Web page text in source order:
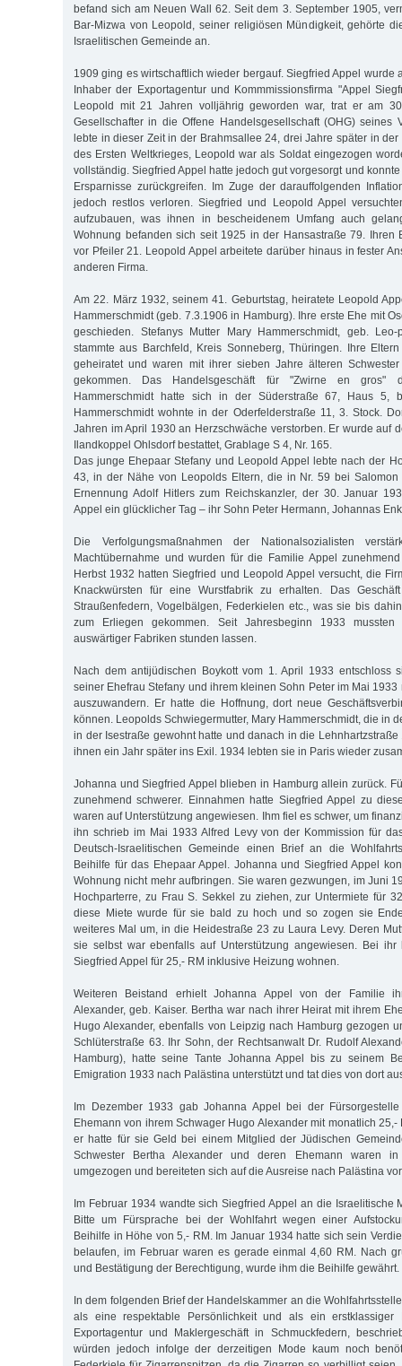
befand sich am Neuen Wall 62. Seit dem 3. September 1905,
Bar-Mizwa von Leopold, seiner religiösen Mündigkeit, gehörte
Israelitischen Gemeinde an.
1909 ging es wirtschaftlich wieder bergauf. Siegfried Appel wurde
Inhaber der Exportagentur und Kommmissionsfirma "Appel
Leopold mit 21 Jahren volljährig geworden war, trat er am
Gesellschafter in die Offene Handelsgesellschaft (OHG) seines
lebte in dieser Zeit in der Brahmsallee 24, drei Jahre später in der
des Ersten Weltkrieges, Leopold war als Soldat eingezogen
vollständig. Siegfried Appel hatte jedoch gut vorgesorgt und
Ersparnisse zurückgreifen. Im Zuge der darauffolgenden
jedoch restlos verloren. Siegfried und Leopold Appel
aufzubauen, was ihnen in bescheidenem Umfang auch
Wohnung befanden sich seit 1925 in der Hansastraße 79. Ihren
vor Pfeiler 21. Leopold Appel arbeitete darüber hinaus in fester
anderen Firma.
Am 22. März 1932, seinem 41. Geburtstag, heiratete Leopold
Hammerschmidt (geb. 7.3.1906 in Hamburg). Ihre erste Ehe mit
geschieden. Stefanys Mutter Mary Hammerschmidt, geb.
stammte aus Barchfeld, Kreis Sonneberg, Thüringen. Ihre
geheiratet und waren mit ihrer sieben Jahre älteren
gekommen. Das Handelsgeschäft für "Zwirne en gros"
Hammerschmidt hatte sich in der Süderstraße 67, Haus 5,
Hammerschmidt wohnte in der Oderfelderstraße 11, 3. Stock.
Jahren im April 1930 an Herzschwäche verstorben. Er wurde auf
Ilandkoppel Ohlsdorf bestattet, Grablage S 4, Nr. 165.
Das junge Ehepaar Stefany und Leopold Appel lebte nach der
43, in der Nähe von Leopolds Eltern, die in Nr. 59 bei Salomon
Ernennung Adolf Hitlers zum Reichskanzler, der 30. Januar
Appel ein glücklicher Tag – ihr Sohn Peter Hermann, Johannas
Die Verfolgungsmaßnahmen der Nationalsozialisten
Machtübernahme und wurden für die Familie Appel
Herbst 1932 hatten Siegfried und Leopold Appel versucht, die
Knackwürsten für eine Wurstfabrik zu erhalten. Das
Straußenfedern, Vogelbälgen, Federkielen etc., was sie bis
zum Erliegen gekommen. Seit Jahresbeginn 1933
auswärtiger Fabriken stunden lassen.
Nach dem antijüdischen Boykott vom 1. April 1933 entschloss
seiner Ehefrau Stefany und ihrem kleinen Sohn Peter im Mai 1933
auszuwandern. Er hatte die Hoffnung, dort neue
können. Leopolds Schwiegermutter, Mary Hammerschmidt, die in
in der Isestraße gewohnt hatte und danach in die
ihnen ein Jahr später ins Exil. 1934 lebten sie in Paris wieder
Johanna und Siegfried Appel blieben in Hamburg allein zurück.
zunehmend schwerer. Einnahmen hatte Siegfried Appel zu
waren auf Unterstützung angewiesen. Ihm fiel es schwer, um
ihn schrieb im Mai 1933 Alfred Levy von der Kommission für
Deutsch-Israelitischen Gemeinde einen Brief an die
Beihilfe für das Ehepaar Appel. Johanna und Siegfried Appel
Wohnung nicht mehr aufbringen. Sie waren gezwungen, im Juni
Hochparterre, zu Frau S. Sekkel zu ziehen, zur Untermiete für
diese Miete wurde für sie bald zu hoch und so zogen sie
weiteres Mal um, in die Heidestraße 23 zu Laura Levy. Deren
sie selbst war ebenfalls auf Unterstützung angewiesen. Bei ihr
Siegfried Appel für 25,- RM inklusive Heizung wohnen.
Weiteren Beistand erhielt Johanna Appel von der Familie
Alexander, geb. Kaiser. Bertha war nach ihrer Heirat mit ihrem
Hugo Alexander, ebenfalls von Leipzig nach Hamburg gezogen
Schlüterstraße 63. Ihr Sohn, der Rechtsanwalt Dr. Rudolf
Hamburg), hatte seine Tante Johanna Appel bis zu seinem
Emigration 1933 nach Palästina unterstützt und tat dies von dort
Im Dezember 1933 gab Johanna Appel bei der
Ehemann von ihrem Schwager Hugo Alexander mit monatlich 25,-
er hatte für sie Geld bei einem Mitglied der Jüdischen
Schwester Bertha Alexander und deren Ehemann waren
umgezogen und bereiteten sich auf die Ausreise nach Palästina
Im Februar 1934 wandte sich Siegfried Appel an die Israelitische
Bitte um Fürsprache bei der Wohlfahrt wegen einer
Beihilfe in Höhe von 5,- RM. Im Januar 1934 hatte sich sein
belaufen, im Februar waren es gerade einmal 4,60 RM. Nach
und Bestätigung der Berechtigung, wurde ihm die Beihilfe gewährt.
In dem folgenden Brief der Handelskammer an die
als eine respektable Persönlichkeit und als ein erstklassiger
Exportagentur und Maklergeschäft in Schmuckfedern,
würden jedoch infolge der derzeitigen Mode kaum noch